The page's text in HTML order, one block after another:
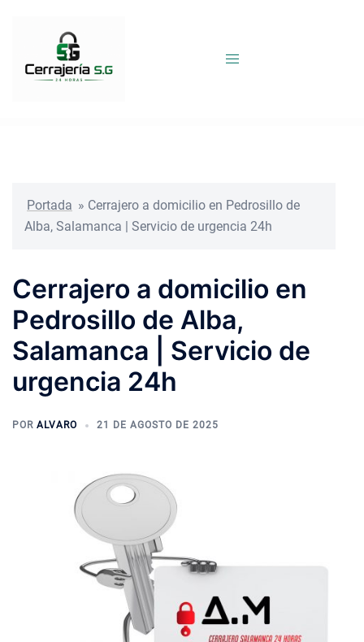
Portada » Cerrajero a domicilio en Pedrosillo de
Alba, Salamanca | Servicio de urgencia 24h
Cerrajero a domicilio en
Pedrosillo de Alba,
Salamanca | Servicio de
urgencia 24h
POR ALVARO 21 DE AGOSTO DE 2025